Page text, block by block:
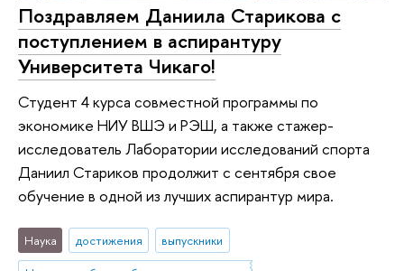
Поздравляем Даниила Старикова с
поступлением в аспирантуру
Университета Чикаго!
Студент 4 курса совместной программы по
экономике НИУ ВШЭ и РЭШ, а также стажер-
исследователь Лаборатории исследований спорта
Даниил Стариков продолжит с сентября свое
обучение в одной из лучших аспирантур мира.
Наука достижения
выпускники